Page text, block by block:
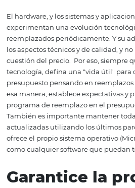
interno, como las de los
informáticos. Dependiendo del
considerar asociarse con una
administración de TI.
5. Cuidado
contraseñas
Este consejo es simple, pero
manera inteligente y
recordar es la sugerencia aquí.